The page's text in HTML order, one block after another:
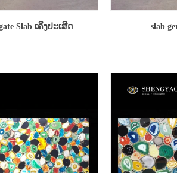
Slab ເຄິ່ງປະເສີດ slab